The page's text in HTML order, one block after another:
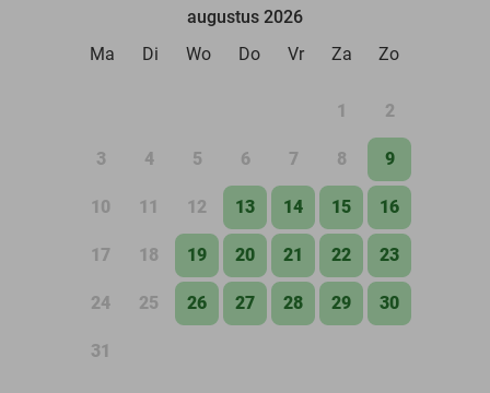
augustus 2026
Ma
Di Wo Do Vr Za Zo
1 2
3 4 5 6 7 8 9
10 11 12 13 14 15 16
17 18 19 20 21 22 23
24 25 26 27 28 29 30
31